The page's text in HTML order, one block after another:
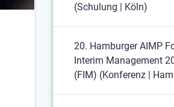
(Schulung | Köln)
20. Hamburger AIMP
Interim Management
(FIM) (Konferenz |